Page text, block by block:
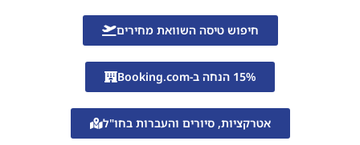
חיפוש טיסה השוואת מחירים
15% הנחה ב-Booking.com
אטרקציות, סיורים והעברות בחו"ל